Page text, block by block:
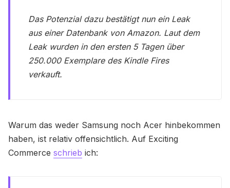
Das Potenzial dazu bestätigt nun ein Leak
aus einer Datenbank von Amazon. Laut dem
Leak wurden in den ersten 5 Tagen über
250.000 Exemplare des Kindle Fires
verkauft.
Warum das weder Samsung noch Acer hinbekommen
haben, ist relativ offensichtlich. Auf Exciting
Commerce schrieb ich: